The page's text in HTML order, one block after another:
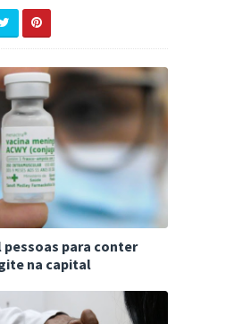
pessoas para conter
na capital